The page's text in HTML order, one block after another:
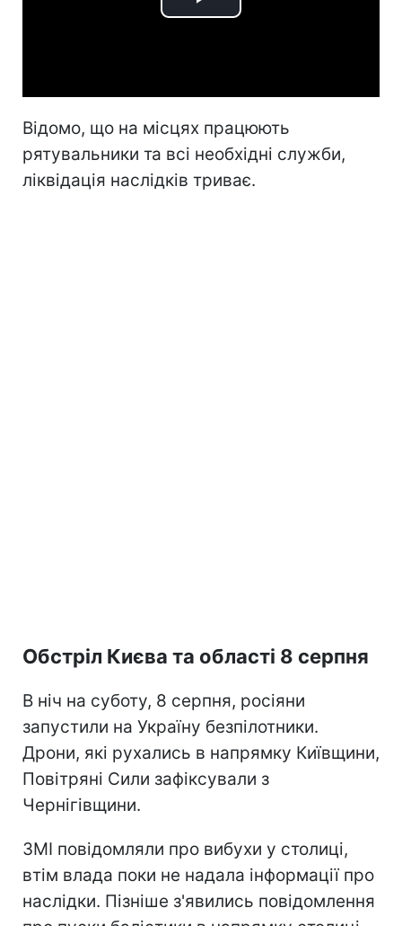
Play
Відомо, що на місцях працюють
рятувальники та всі необхідні служби,
ліквідація наслідків триває.
Обстріл Києва та області 8 серпня
В ніч на суботу, 8 серпня, росіяни
запустили на Україну безпілотники.
Дрони, які рухались в напрямку Київщини,
Повітряні Сили зафіксували з
Чернігівщини.
ЗМІ повідомляли про вибухи у столиці,
втім влада поки не надала інформації про
наслідки. Пізніше з'явились повідомлення